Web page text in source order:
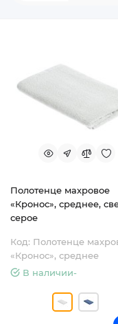
Полотенце махровое
«Кронос», среднее,
серое
Код: Полотенце
«Кронос», среднее
В наличии-